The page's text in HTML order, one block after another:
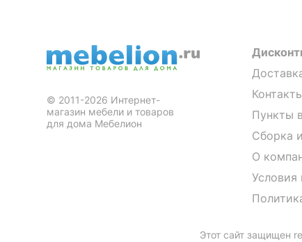
© 2011-2026 Интернет-
магазин мебели и товаров
для дома Мебелион
Пункты
Сборка
О
Этот сайт защищен